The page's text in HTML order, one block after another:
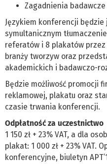
Zagadnienia
Językiem konferencji
symultanicznym
referatów i 8 plakatów
branży tworzyw oraz
akademickich i badawczo-
Będzie możliwość promocji
reklamowej, plakatu oraz
czasie trwania konferencji.
Odpłatność za uczestnictwo
1 150 zł + 23% VAT, a dla
plakat: 1 000 zł + 23% VAT.
konferencyjne, biuletyn